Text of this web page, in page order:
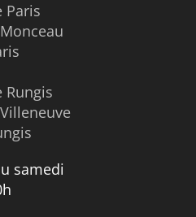
Paris
Rungis
samedi